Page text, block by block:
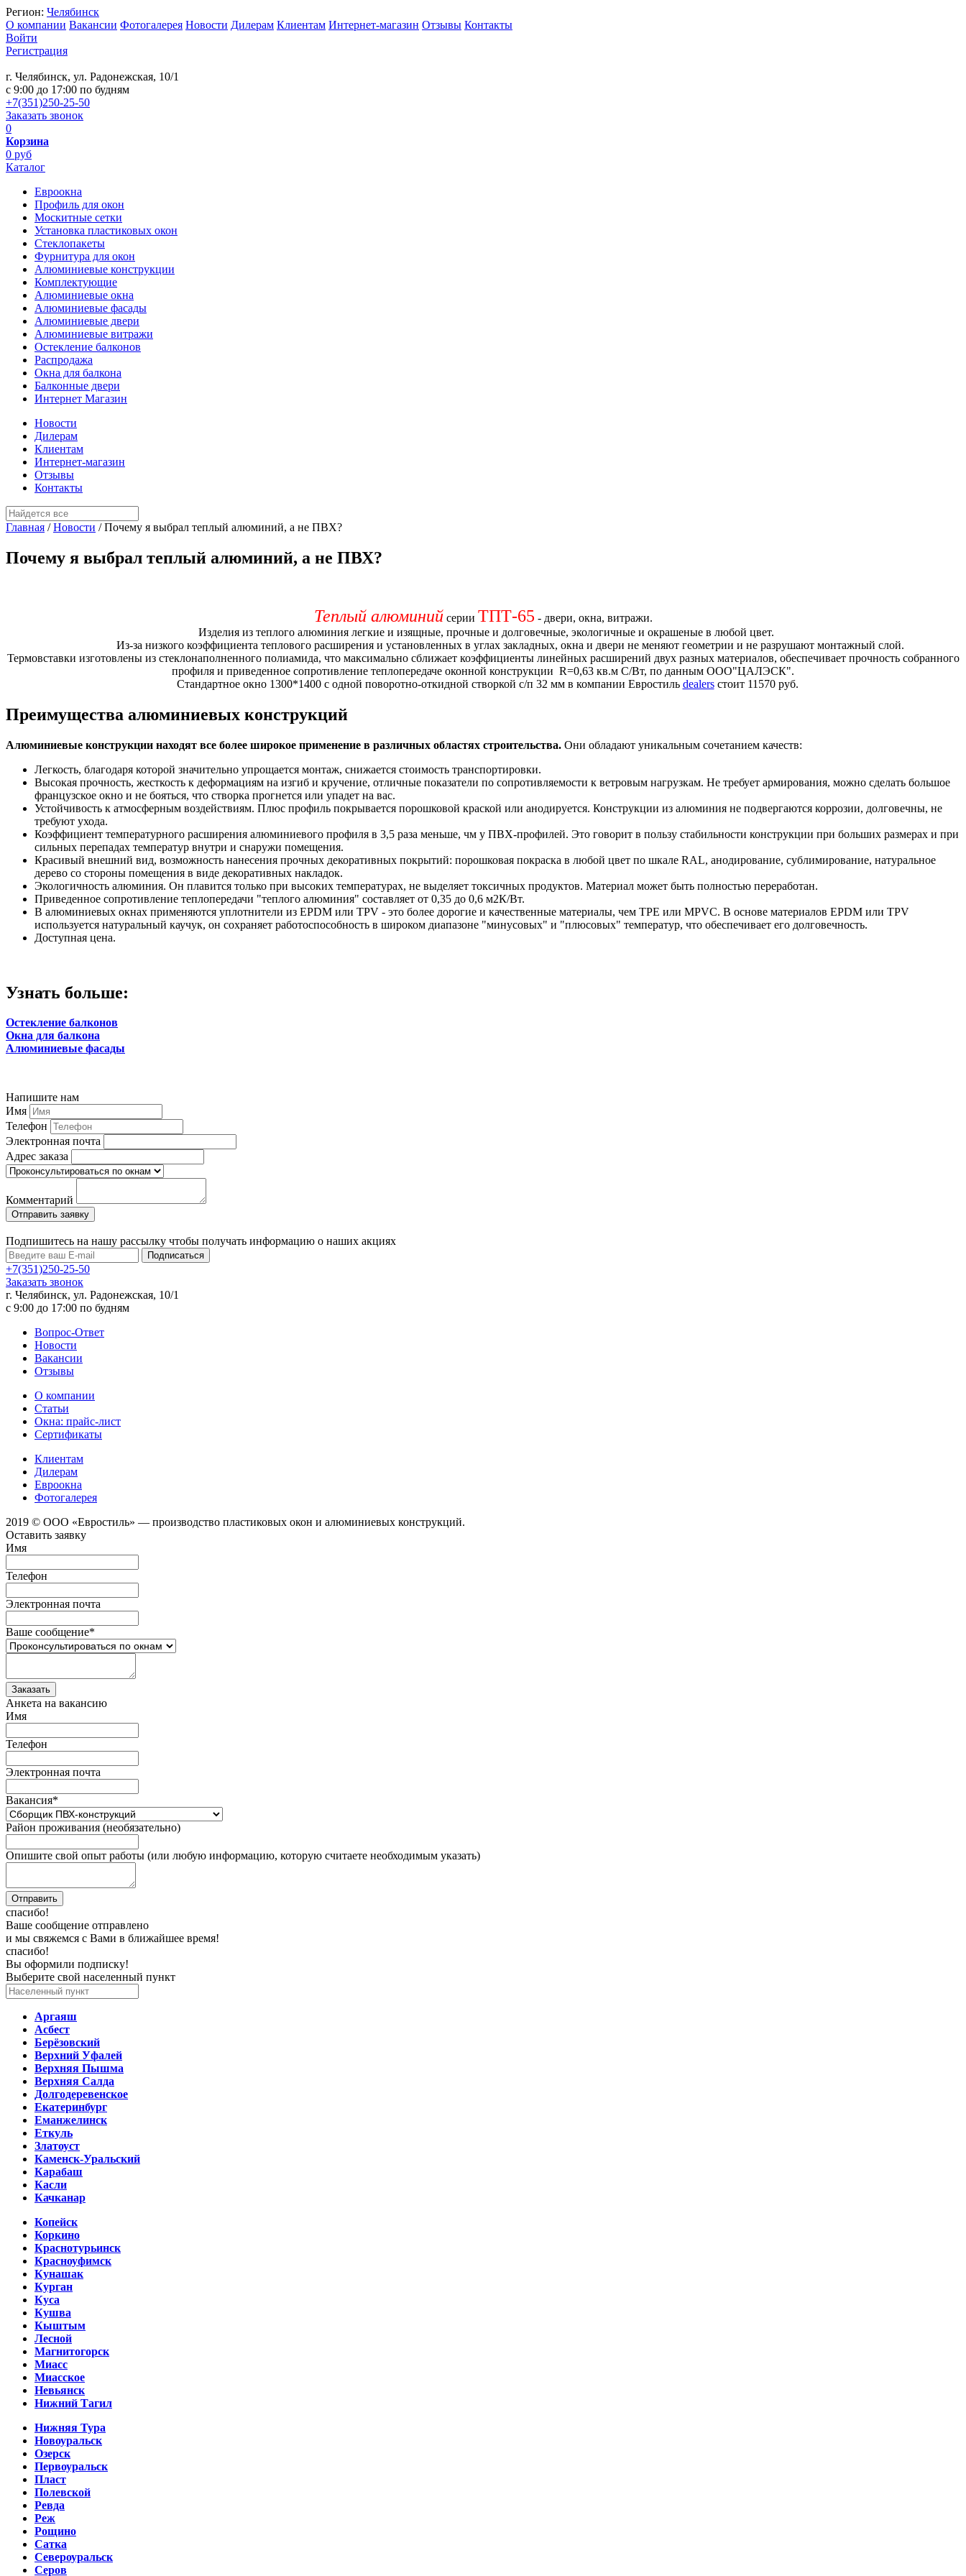
Регион: Челябинск
О компании Вакансии Фотогалерея Новости Дилерам Клиентам Интернет-магазин Отзывы Контакты
Войти
Регистрация
г. Челябинск, ул. Радонежская, 10/1
c 9:00 до 17:00 по будням
+7(351)250-25-50
Заказать звонок
0
Корзина
0 руб
Каталог
Евроокна
Профиль для окон
Москитные сетки
Установка пластиковых окон
Стеклопакеты
Фурнитура для окон
Алюминиевые конструкции
Комплектующие
Алюминиевые окна
Алюминиевые фасады
Алюминиевые двери
Алюминиевые витражи
Остекление балконов
Распродажа
Окна для балкона
Балконные двери
Интернет Магазин
Новости
Дилерам
Клиентам
Интернет-магазин
Отзывы
Контакты
Главная / Новости /Почему я выбрал теплый алюминий, а не ПВХ?
Почему я выбрал теплый алюминий, а не ПВХ?
Теплый алюминий серии ТПТ-65 - двери, окна, витражи.
Изделия из теплого алюминия легкие и изящные, прочные и долговечные, экологичные и окрашеные в любой цвет.
Из-за низкого коэффициента теплового расширения и установленных в углах закладных, окна и двери не меняют геометрии и не разрушают монтажный слой.
Термовставки изготовлены из стеклонаполненного полиамида, что максимально сближает коэффициенты линейных расширений двух разных материалов, обеспечивает прочность собранного
профиля и приведенное сопротивление теплопередаче оконной конструкции R=0,63 кв.м С/Вт, по данным ООО"ЦАЛЭСК".
Стандартное окно 1300*1400 с одной поворотно-откидной створкой с/п 32 мм в компании Евростиль dealersстоит 11570 руб.
Преимущества алюминиевых конструкций
Алюминиевые конструкции находят все более широкое применение в различных областях строительства. Они обладают уникальным сочетанием качеств:
Легкость, благодаря которой значительно упрощается монтаж, снижается стоимость транспортировки.
Высокая прочность, жесткость к деформациям на изгиб и кручение, отличные показатели по сопротивляемости к ветровым нагрузкам. Не требует армирования, можно сделать большое
французское окно и не бояться, что створка прогнется или упадет на вас.
Устойчивость к атмосферным воздействиям. Плюс профиль покрывается порошковой краской или анодируется. Конструкции из алюминия не подвергаются коррозии, долговечны, не
требуют ухода.
Коэффициент температурного расширения алюминиевого профиля в 3,5 раза меньше, чм у ПВХ-профилей. Это говорит в пользу стабильности конструкции при больших размерах и при
сильных перепадах температур внутри и снаружи помещения.
Красивый внешний вид, возможность нанесения прочных декоративных покрытий: порошковая покраска в любой цвет по шкале RAL, анодирование, сублимирование, натуральное
дерево со стороны помещения в виде декоративных накладок.
Экологичность алюминия. Он плавится только при высоких температурах, не выделяет токсичных продуктов. Материал может быть полностью переработан.
Приведенное сопротивление теплопередачи "теплого алюминия" составляет от 0,35 до 0,6 м2К/Вт.
В алюминиевых окнах применяются уплотнители из EPDM или TPV - это более дорогие и качественные материалы, чем TPE или MPVC. В основе материалов EPDM или TPV
используется натуральный каучук, он сохраняет работоспособность в широком диапазоне "минусовых" и "плюсовых" температур, что обеспечивает его долговечность.
Доступная цена.
Узнать больше:
Остекление балконов
Окна для балкона
Алюминиевые фасады
Напишите нам
Имя
Телефон
Электронная почта
Адрес заказа
Комментарий
Подпишитесь на нашу рассылку чтобы получать информацию о наших акциях
Подписаться
+7(351)250-25-50
Заказать звонок
г. Челябинск, ул. Радонежская, 10/1
c 9:00 до 17:00 по будням
Вопрос-Ответ
Новости
Вакансии
Отзывы
О компании
Статьи
Окна: прайс-лист
Сертификаты
Клиентам
Дилерам
Евроокна
Фотогалерея
2019 © ООО «Евростиль» — производство пластиковых окон и алюминиевых конструкций.
Оставить заявку
Имя
Телефон
Электронная почта
Ваше сообщение*
Анкета на вакансию
Имя
Телефон
Электронная почта
Вакансия*
Район проживания (необязательно)
Опишите свой опыт работы (или любую информацию, которую считаете необходимым указать)
спасибо!
Ваше сообщение отправлено
и мы свяжемся с Вами в ближайшее время!
спасибо!
Вы оформили подписку!
Выберите свой населенный пункт
Аргаяш
Асбест
Берёзовский
Верхний Уфалей
Верхняя Пышма
Верхняя Салда
Долгодеревенское
Екатеринбург
Еманжелинск
Еткуль
Златоуст
Каменск-Уральский
Карабаш
Касли
Качканар
Копейск
Коркино
Краснотурьинск
Красноуфимск
Кунашак
Курган
Куса
Кушва
Кыштым
Лесной
Магнитогорск
Миасс
Миасское
Невьянск
Нижний Тагил
Нижняя Тура
Новоуральск
Озерск
Первоуральск
Пласт
Полевской
Ревда
Реж
Рощино
Сатка
Североуральск
Серов